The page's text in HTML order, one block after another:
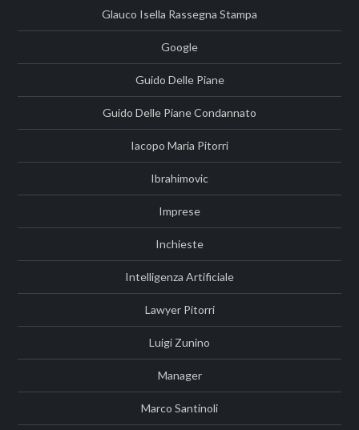
Glauco Isella Rassegna Stampa
Google
Guido Delle Piane
Guido Delle Piane Condannato
Iacopo Maria Pitorri
Ibrahimovic
Imprese
Inchieste
Intelligenza Artificiale
Lawyer Pitorri
Luigi Zunino
Manager
Marco Santinoli